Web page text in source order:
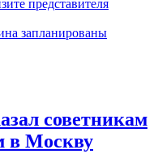
представителя
запланированы
советникам
в Москву